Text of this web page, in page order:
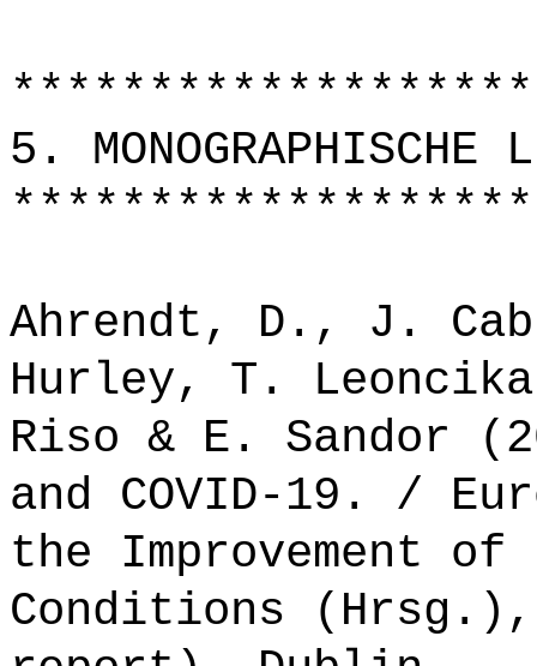
5. MONOGRAPHISCHE
Ahrendt, D., J.
Hurley, T.
Riso & E. Sandor
and COVID-19. /
the Improvement
Conditions